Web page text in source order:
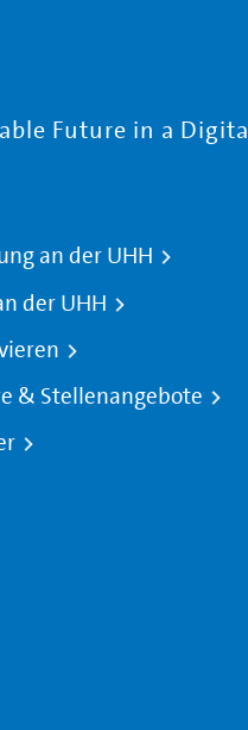
Future in a
an der UHH
der UHH
& Stellenangebote